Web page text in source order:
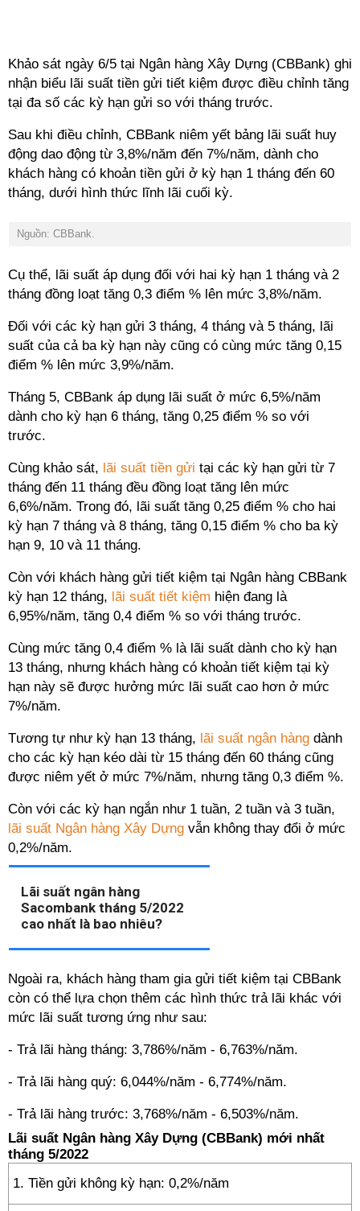
Khảo sát ngày 6/5 tại Ngân hàng Xây Dựng (CBBank) ghi
nhận biểu lãi suất tiền gửi tiết kiệm được điều chỉnh tăng
tại đa số các kỳ hạn gửi so với tháng trước.
Sau khi điều chỉnh, CBBank niêm yết bảng lãi suất huy
động dao động từ 3,8%/năm đến 7%/năm, dành cho
khách hàng có khoản tiền gửi ở kỳ hạn 1 tháng đến 60
tháng, dưới hình thức lĩnh lãi cuối kỳ.
Nguồn: CBBank.
Cụ thể, lãi suất áp dụng đối với hai kỳ hạn 1 tháng và 2
tháng đồng loạt tăng 0,3 điểm % lên mức 3,8%/năm.
Đối với các kỳ hạn gửi 3 tháng, 4 tháng và 5 tháng, lãi
suất của cả ba kỳ hạn này cũng có cùng mức tăng 0,15
điểm % lên mức 3,9%/năm.
Tháng 5, CBBank áp dụng lãi suất ở mức 6,5%/năm
dành cho kỳ hạn 6 tháng, tăng 0,25 điểm % so với
trước.
Cùng khảo sát, lãi suất tiền gửi tại các kỳ hạn gửi từ 7
tháng đến 11 tháng đều đồng loạt tăng lên mức
6,6%/năm. Trong đó, lãi suất tăng 0,25 điểm % cho hai
kỳ hạn 7 tháng và 8 tháng, tăng 0,15 điểm % cho ba kỳ
hạn 9, 10 và 11 tháng.
Còn với khách hàng gửi tiết kiệm tại Ngân hàng CBBank
kỳ hạn 12 tháng, lãi suất tiết kiệm hiện đang là
6,95%/năm, tăng 0,4 điểm % so với tháng trước.
Cùng mức tăng 0,4 điểm % là lãi suất dành cho kỳ hạn
13 tháng, nhưng khách hàng có khoản tiết kiệm tại kỳ
hạn này sẽ được hưởng mức lãi suất cao hơn ở mức
7%/năm.
Tương tự như kỳ hạn 13 tháng, lãi suất ngân hàng dành
cho các kỳ hạn kéo dài từ 15 tháng đến 60 tháng cũng
được niêm yết ở mức 7%/năm, nhưng tăng 0,3 điểm %.
Còn với các kỳ hạn ngắn như 1 tuần, 2 tuần và 3 tuần,
lãi suất Ngân hàng Xây Dựng vẫn không thay đổi ở mức
0,2%/năm.
Lãi suất ngân hàng
Sacombank tháng 5/2022
cao nhất là bao nhiêu?
Ngoài ra, khách hàng tham gia gửi tiết kiệm tại CBBank
còn có thể lựa chọn thêm các hình thức trả lãi khác với
mức lãi suất tương ứng như sau:
- Trả lãi hàng tháng: 3,786%/năm - 6,763%/năm.
- Trả lãi hàng quý: 6,044%/năm - 6,774%/năm.
- Trả lãi hàng trước: 3,768%/năm - 6,503%/năm.
Lãi suất Ngân hàng Xây Dựng (CBBank) mới nhất
tháng 5/2022
1. Tiền gửi không kỳ hạn: 0,2%/năm